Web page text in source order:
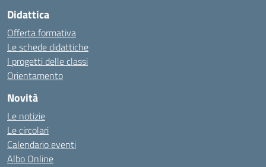
Didattica
Offerta formativa
Le schede didattiche
I progetti delle classi
Orientamento
Novità
Le notizie
Le circolari
Calendario eventi
Albo Online